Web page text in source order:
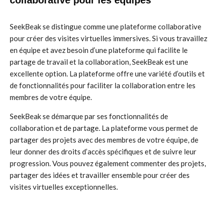
SeekBeak se distingue comme une plateforme collaborative
pour créer des visites virtuelles immersives. Si vous travaillez
en équipe et avez besoin d’une plateforme qui facilite le
partage de travail et la collaboration, SeekBeak est une
excellente option. La plateforme offre une variété d’outils et
de fonctionnalités pour faciliter la collaboration entre les
membres de votre équipe.
SeekBeak se démarque par ses fonctionnalités de
collaboration et de partage. La plateforme vous permet de
partager des projets avec des membres de votre équipe, de
leur donner des droits d’accès spécifiques et de suivre leur
progression. Vous pouvez également commenter des projets,
partager des idées et travailler ensemble pour créer des
visites virtuelles exceptionnelles.